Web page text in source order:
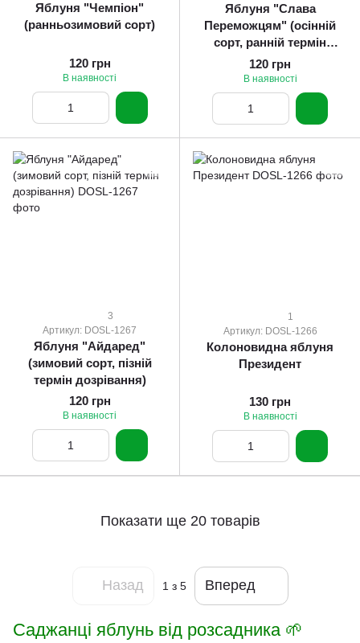
Яблуня "Чемпіон"
(ранньозимовий сорт)
120 грн
В наявності
Яблуня "Слава
Переможцям" (осінній
сорт, ранній термін
дозрівання)
120 грн
В наявності
3
Артикул: DOSL-1267
Яблуня "Айдаред"
(зимовий сорт, пізній
термін дозрівання)
120 грн
В наявності
1
Артикул: DOSL-1266
Колоновидна яблуня
Президент
130 грн
В наявності
Показати ще 20 товарів
Назад 1 з 5 Вперед
Саджанці яблунь від розсадника 🌱